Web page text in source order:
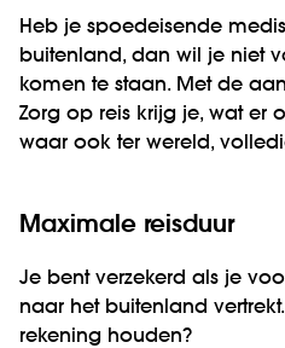
Heb je spoedeisende
buitenland, dan wil je niet
komen te staan. Met de
Zorg op reis krijg je, wat er
waar ook ter wereld,
Maximale reisduur
Je bent verzekerd als je
naar het buitenland
rekening houden?